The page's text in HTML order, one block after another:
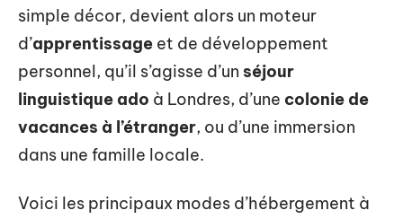
simple décor, devient alors un moteur
d’apprentissage et de développement
personnel, qu’il s’agisse d’un séjour
linguistique ado à Londres, d’une colonie de
vacances à l’étranger, ou d’une immersion
dans une famille locale.
Voici les principaux modes d’hébergement à